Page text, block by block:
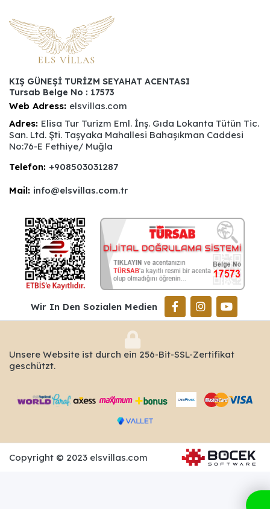
KIŞ GÜNEŞİ TURİZM SEYAHAT ACENTASI
Tursab Belge No : 17573
Web Adress: elsvillas.com
Adres: Elisa Tur Turizm Eml. İnş. Gıda Lokanta Tütün Tic.
San. Ltd. Şti. Taşyaka Mahallesi Bahaşıkman Caddesi
No:76-E Fethiye/ Muğla
Telefon: +908503031287
Mail: info@elsvillas.com.tr
Wir In Den Sozialen Medien
Unsere Website ist durch ein 256-Bit-SSL-Zertifikat
geschützt.
Copyright © 2023 elsvillas.com